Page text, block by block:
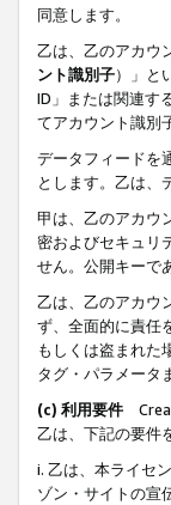
同意します。
乙は、乙のアカウ
ント識別子）」と
ID」または関連す
てアカウント識別
データフィードを
とします。乙は、
甲は、乙のアカウ
密およびセキュリ
せん。公開キーで
乙は、乙のアカウ
ず、全面的に責任
もしくは盗まれた
タグ・パラメータ
(c) 利用要件
乙は、下記の要件
i. 乙は、本ライセ
ゾン・サイトの宣